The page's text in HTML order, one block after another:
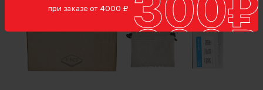
при заказе от 4000 ₽
Все три объектива с разным фокусным
расстоянием имеют сверхбыструю
диафрагму F1.2 с малой глубиной резкости,
лепестков диафрагмы создают округлое